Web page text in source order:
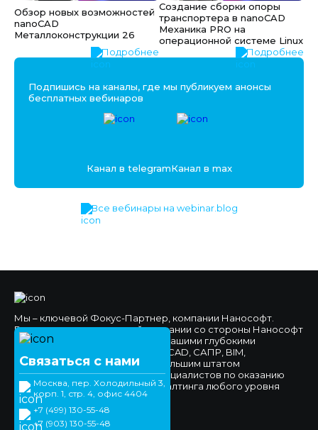
Обзор новых возможностей
nanoCAD
Металлоконструкции 26
Подробнее
Создание сборки опоры
транспортера в nanoCAD
Механика PRO на
операционной системе Linux
Подробнее
Подпишись на каналы, где мы публикуем анонсы
бесплатных вебинаров
Канал в telegramКанал в max
Все вебинары на webinar.blog
Связаться с нами
Москва, пер. Холодильный 3,
корп. 1, стр. 4, офис 4404
+7 (499) 130-55-48
+7 (903) 130-55-48
Мы – ключевой Фокус-Партнер, компании Нанософт.
Высокое доверие к нашей компании со стороны Нанософт
и наших клиентов обеспечено нашими глубокими
компетенциями в области nanoCAD, САПР, BIM,
импортозамещения, а также большим штатом
высококвалифицированных специалистов по оказанию
технической поддержки и консалтинга любого уровня
сложности.
Официальный сайт